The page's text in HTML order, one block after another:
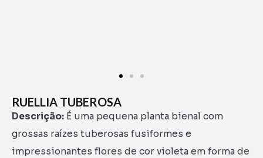
RUELLIA TUBEROSA
Descrição: É uma pequena planta bienal com
grossas raízes tuberosas fusiformes e
impressionantes flores de cor violeta em forma de